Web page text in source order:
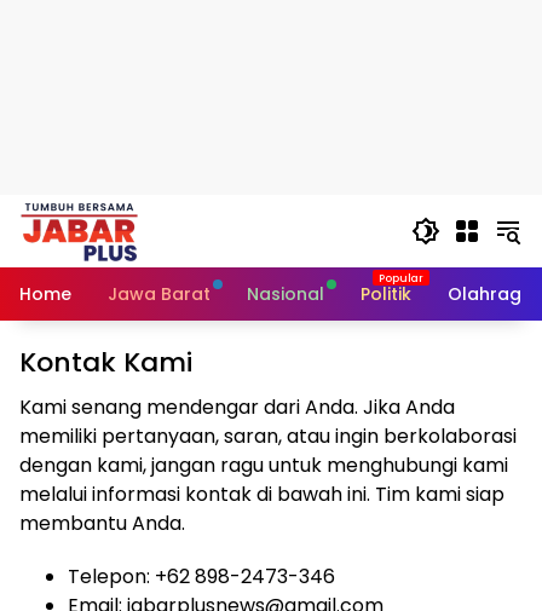
Skip
Home
Jawa Barat Nasional Politik Olahraga
Kontak Kami
Kami senang mendengar dari Anda. Jika Anda
memiliki pertanyaan, saran, atau ingin berkolaborasi
dengan kami, jangan ragu untuk menghubungi kami
melalui informasi kontak di bawah ini. Tim kami siap
membantu Anda.
Telepon: +62 898-2473-346